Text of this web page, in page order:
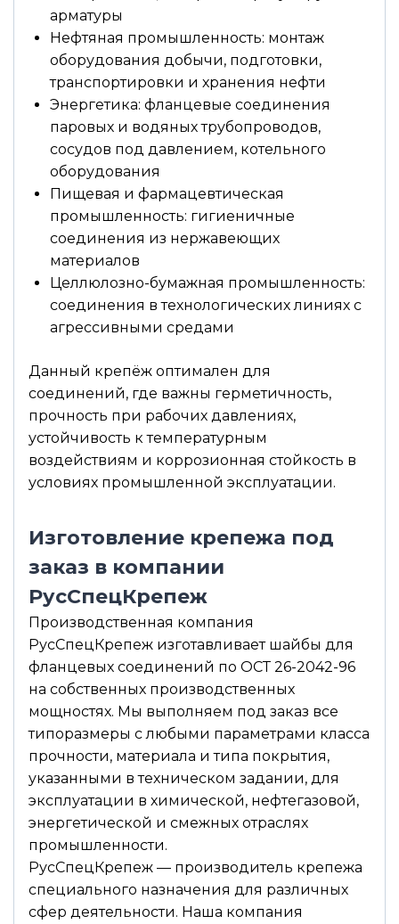
арматуры
Нефтяная промышленность: монтаж
оборудования добычи, подготовки,
транспортировки и хранения нефти
Энергетика: фланцевые соединения
паровых и водяных трубопроводов,
сосудов под давлением, котельного
оборудования
Пищевая и фармацевтическая
промышленность: гигиеничные
соединения из нержавеющих
материалов
Целлюлозно-бумажная промышленность:
соединения в технологических линиях с
агрессивными средами
Данный крепёж оптимален для
соединений, где важны герметичность,
прочность при рабочих давлениях,
устойчивость к температурным
воздействиям и коррозионная стойкость в
условиях промышленной эксплуатации.
Изготовление крепежа под
заказ в компании
РусСпецКрепеж
Производственная компания
РусСпецКрепеж изготавливает шайбы для
фланцевых соединений по ОСТ 26-2042-96
на собственных производственных
мощностях. Мы выполняем под заказ все
типоразмеры с любыми параметрами класса
прочности, материала и типа покрытия,
указанными в техническом задании, для
эксплуатации в химической, нефтегазовой,
энергетической и смежных отраслях
промышленности.
РусСпецКрепеж — производитель крепежа
специального назначения для различных
сфер деятельности. Наша компания